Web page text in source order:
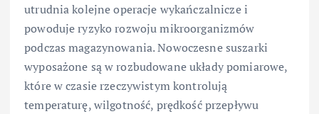
utrudnia kolejne operacje wykańczalnicze i
powoduje ryzyko rozwoju mikroorganizmów
podczas magazynowania. Nowoczesne suszarki
wyposażone są w rozbudowane układy pomiarowe,
które w czasie rzeczywistym kontrolują
temperaturę, wilgotność, prędkość przepływu